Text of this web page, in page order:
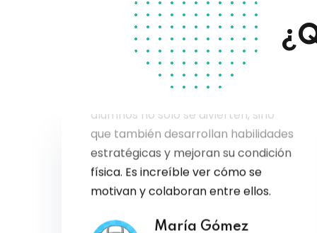
Introducir Xecball en mis clases ha
sido un cambio revolucionario. Los
alumnos no solo se divierten, sino
estratégicas y mejoran su condición
física. Es increíble ver cómo se
motivan y colaboran entre ellos.
María Gómez
Profesora de Educación